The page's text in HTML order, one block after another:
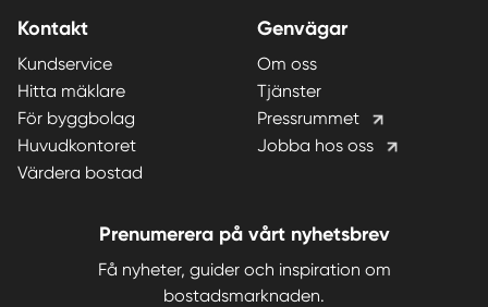
Kontakt
Kundservice
Hitta mäklare
För byggbolag
Huvudkontoret
Värdera bostad
Genvägar
Om oss
Tjänster
Pressrummet
Jobba hos oss
Prenumerera på vårt nyhetsbrev
Få nyheter, guider och inspiration om
bostadsmarknaden.